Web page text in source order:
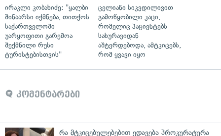
ირაკლი კობახიძე: "ყალბი
შინაარსი იქმნება, თითქოს
საქართველოში
უარყოფითი გარემოა
შექმნილი რუსი
ტურისტებისთვის"
ცელიანი სიკვდილივით
გამოწყობილი კაცი,
რომელიც პაციენტებს
სახურავიდან
აშტერდებოდა, ამტკიცებს,
რომ ყვავი იყო
კომენტარები
რა მტკიცებულებებით ედავება პროკურატურა